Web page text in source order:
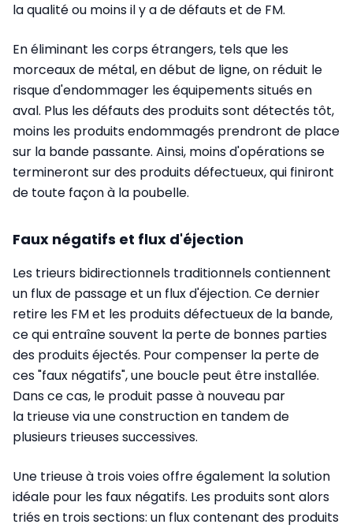
la qualité ou moins il y a de défauts et de FM.
En éliminant les corps étrangers, tels que les
morceaux de métal, en début de ligne, on réduit le
risque d'endommager les équipements situés en
aval. Plus les défauts des produits sont détectés tôt,
moins les produits endommagés prendront de place
sur la bande passante. Ainsi, moins d'opérations se
termineront sur des produits défectueux, qui finiront
de toute façon à la poubelle.
Faux négatifs et flux d'éjection
Les trieurs bidirectionnels traditionnels contiennent
un flux de passage et un flux d'éjection. Ce dernier
retire les FM et les produits défectueux de la bande,
ce qui entraîne souvent la perte de bonnes parties
des produits éjectés. Pour compenser la perte de
ces "faux négatifs", une boucle peut être installée.
Dans ce cas, le produit passe à nouveau par
la trieuse via une construction en tandem de
plusieurs trieuses successives.
Une trieuse à trois voies offre également la solution
idéale pour les faux négatifs. Les produits sont alors
triés en trois sections: un flux contenant des produits